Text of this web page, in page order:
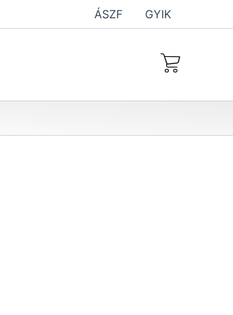
ÁSZF GYIK